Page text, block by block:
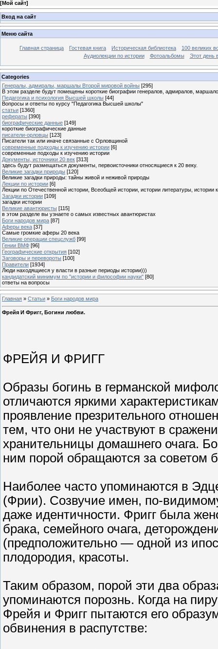
[Мой сайт]
Вход на сайт
Меню сайта
Главная страница Гостевая книга Историческая библиотека
100 великих
Аудиолекции по истории
Фотоальбомы Этот день
Categories
Генералы, адмиралы, маршалы Второй мировой войны [295]
В этом разделе будут помещены короткие биографии генералов, адмиралов,
Педагогика и психология Высшей школы [44]
Вопросы и ответы по курсу "Педагогика Высшей школы"
статьи [1360]
рефераты [390]
биографические данные [149]
короткие биографические данные
писатели-орловцы [123]
Писатели так или иначе связанные с Орловщиной
современные подходы к изучению истории [6]
современные подходы к изучению истории
Документы, источники 20 век [313]
здесь будут размещаться документы, первоисточники относящиеся к 20 веку.
Великие загадки природы [120]
Великие загадки природы: тайны живой и неживой природы
Лекции по истории [6]
Лекции по Отечественной истории, Всеобщей истории, истории литературы, истории
Загадки истории [109]
загадки истории
Великие авантюристы [115]
в этом разделе вы узнаете о самых известных авантюристах
Боги народов мира [87]
Аферы века [37]
Самые громкие аферы 20 века
Великие операции спецслужб [99]
Гении ВМФ [96]
Географические открытия [102]
Заговоры и перевороты [100]
Правители [1934]
Люди находящиеся у власти в разные периоды истории)))
кандидатский минимум по "истории и философии науки" [80]
ответы на вопросы
Главная » Статьи » Боги народов мира
Фрейя И Фригг, Богини любви.
ФРЕЙЯ И ФРИГГ
Образы богинь в германской
отличаются яркими
проявление презрительного
тем, что они не участвуют в
хранительницы домашнего очага.
ним порой обращаются за советом
Наиболее часто упоминаются в
(Фрии). Созвучие имен, по-
даже идентичности. Фригг была
брака, семейного очага,
(предположительно — одной из
плодородия, красоты.
Таким образом, порой эти два
упоминаются порознь. Когда на
Фрейя и Фригг пытаются его
обвинения в распутстве: